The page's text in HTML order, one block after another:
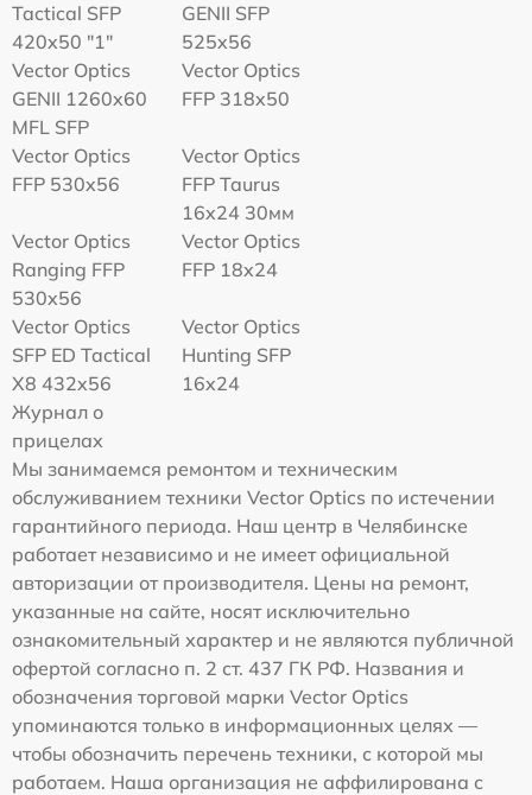
Tactical SFP
420x50 "1"
GENII SFP
525x56
Vector Optics
GENII 1260x60
MFL SFP
Vector Optics
FFP 318x50
Vector Optics
FFP 530x56
Vector Optics
FFP Taurus
16x24 30мм
Vector Optics
Ranging FFP
530x56
Vector Optics
FFP 18x24
Vector Optics
SFP ED Tactical
X8 432x56
Vector Optics
Hunting SFP
16x24
Журнал о
прицелах
Мы занимаемся ремонтом и техническим
обслуживанием техники Vector Optics по истечении
гарантийного периода. Наш центр в Челябинске
работает независимо и не имеет официальной
авторизации от производителя. Цены на ремонт,
указанные на сайте, носят исключительно
ознакомительный характер и не являются публичной
офертой согласно п. 2 ст. 437 ГК РФ. Названия и
обозначения торговой марки Vector Optics
упоминаются только в информационных целях —
чтобы обозначить перечень техники, с которой мы
работаем. Наша организация не аффилирована с